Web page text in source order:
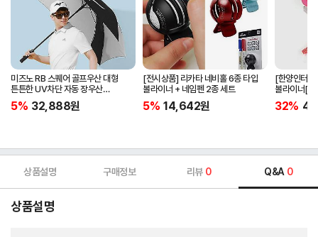
미즈노 RB 스퀘어 골프우산 대형
튼튼한 UV차단 자동 장우산
5LKY22100
5% 32,888원
[전시상품] 리카타 네비홀 6종 타입
볼라이너 + 네임펜 2종 세트
5% 14,642원
[한양인터
볼라이너[
32%
상품설명 구매정보 리뷰 0 Q&A 0
상품설명